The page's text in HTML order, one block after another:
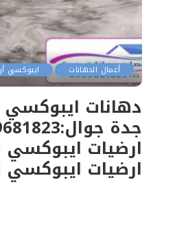
أعمال الدهانات ايبوكسي
دهانات
ارضيات
ارضيات ايبوكسي 3d بجدة